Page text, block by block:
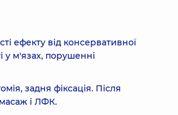
ефекту від консервативної
у м'язах, порушенні
задня фіксація. Після
і ЛФК.